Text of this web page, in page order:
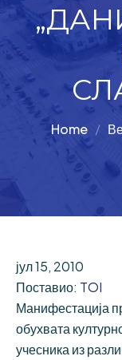
Home
јул 15, 2010
Поставио: TOI
Манифестација
обухвата
учесника из